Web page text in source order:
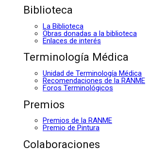
Biblioteca
La Biblioteca
Obras donadas a la biblioteca
Enlaces de interés
Terminología Médica
Unidad de Terminología Médica
Recomendaciones de la RANME
Foros Terminológicos
Premios
Premios de la RANME
Premio de Pintura
Colaboraciones